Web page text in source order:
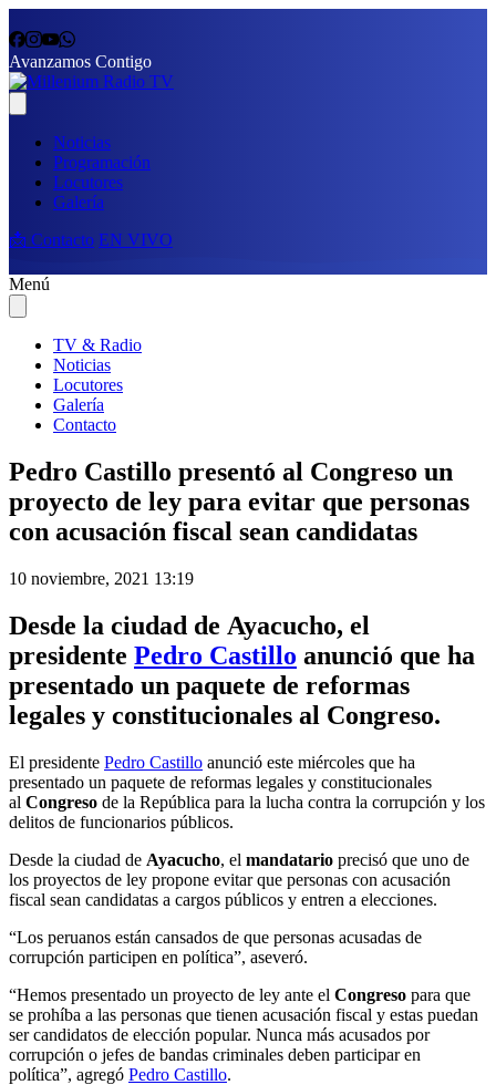
Avanzamos Contigo
Noticias
Programación
Locutores
Galería
📩 Contacto EN VIVO
Menú
TV & Radio
Noticias
Locutores
Galería
Contacto
Pedro Castillo presentó al Congreso un
proyecto de ley para evitar que personas
con acusación fiscal sean candidatas
10 noviembre, 2021 13:19
Desde la ciudad de Ayacucho, el
presidente Pedro Castillo anunció que ha
presentado un paquete de reformas
legales y constitucionales al Congreso.
El presidente Pedro Castillo anunció este miércoles que ha
presentado un paquete de reformas legales y constitucionales
al Congreso de la República para la lucha contra la corrupción y los
delitos de funcionarios públicos.
Desde la ciudad de Ayacucho, el mandatario precisó que uno de
los proyectos de ley propone evitar que personas con acusación
fiscal sean candidatas a cargos públicos y entren a elecciones.
“Los peruanos están cansados de que personas acusadas de
corrupción participen en política”, aseveró.
“Hemos presentado un proyecto de ley ante el Congreso para que
se prohíba a las personas que tienen acusación fiscal y estas puedan
ser candidatos de elección popular. Nunca más acusados por
corrupción o jefes de bandas criminales deben participar en
política”, agregó Pedro Castillo.